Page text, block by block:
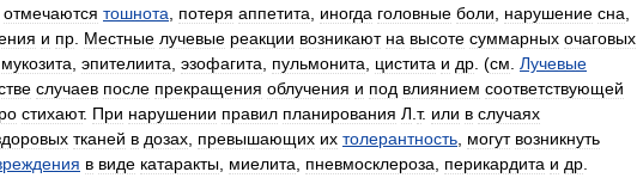
отмечаются тошнота потеря аппетита иногда головные боли нарушение сна
и пр Местные лучевые реакции возникают на высоте суммарных очаговых
мукозита эпителиита эзофагита пульмонита цистита и др . (см Лучевые
случаев после прекращения облучения и под влиянием соответствующей
стихают. При нарушении правил планирования Л т. или в случаях
тканей в дозах превышающих их толерантность могут возникнуть
в виде катаракты миелита пневмосклероза перикардита и др